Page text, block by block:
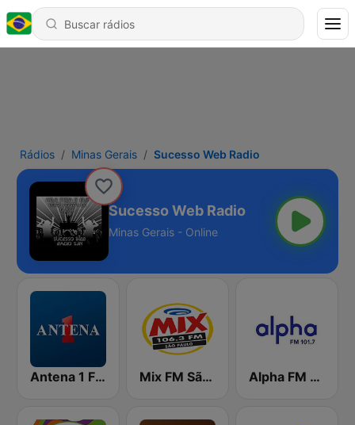
Rádios Minas Gerais Sucesso Web Radio
Sucesso Web Radio
Minas Gerais - Online
Antena 1 FM Mix FM São Paulo Alpha FM 101.7